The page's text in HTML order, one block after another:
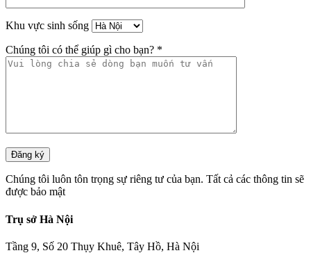
Khu vực sinh sống
Chúng tôi có thể giúp gì cho bạn? *
Chúng tôi luôn tôn trọng sự riêng tư của bạn. Tất cả các thông tin sẽ
được bảo mật
Trụ sở Hà Nội
Tầng 9, Số 20 Thụy Khuê, Tây Hồ, Hà Nội